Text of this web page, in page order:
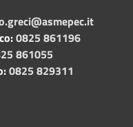
0825 861196
861055
0825 829311